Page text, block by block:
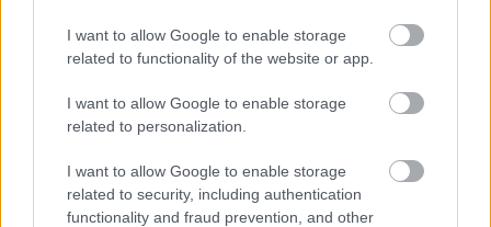
I want to allow Google to enable storage
related to functionality of the website or app.
I want to allow Google to enable storage
related to personalization.
I want to allow Google to enable storage
related to security, including authentication
functionality and fraud prevention, and other
A NAPOKBAN BEFEJEZŐDIK A GYŐRI
DÍSZKIVILÁGÍTÁS LEKAPCSOLÁSA